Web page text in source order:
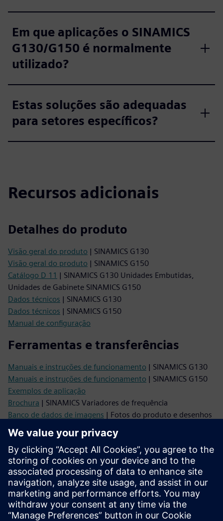
Em que aplicações o SINAMICS
G130/G150 é normalmente
utilizado?
Estas soluções são adequadas
para setores específicos?
Recursos adicionais
Detalhes do produto
Visão geral do produto | SINAMICS G130
Visão geral do produto | SINAMICS G150
Catálogo D 11 | SINAMICS G130 Unidades Embutidas,
Unidades de Gabinete SINAMICS G150
Dados técnicos | SINAMICS G130
Dados técnicos | SINAMICS G150
Manual de configuração
Ferramentas e transferências
Manuais e instruções de funcionamento | SINAMICS G130
Manuais e instruções de funcionamento | SINAMICS G150
Exemplos de aplicação
Brochura | SINAMICS Variadores de frequência
Banco de dados de imagens | Fotos do produto e desenhos
Suporte
Retrofit for Drive Systems
Suporte online
Fórum Técnico
Criar Novo Pedido de Suporte